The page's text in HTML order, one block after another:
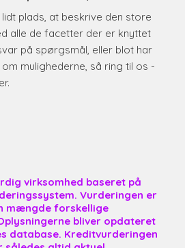
plads, at beskrive den store
alle de facetter der er knyttet
på spørgsmål, eller blot har
mulighederne, så ring til os -